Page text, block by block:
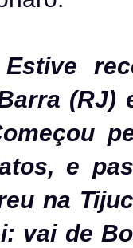
(RJ)
e
na
vai de